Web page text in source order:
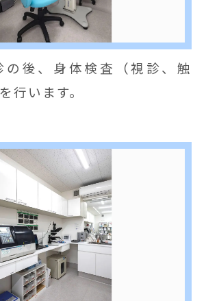
の後、身体検査（視診、触
行います。